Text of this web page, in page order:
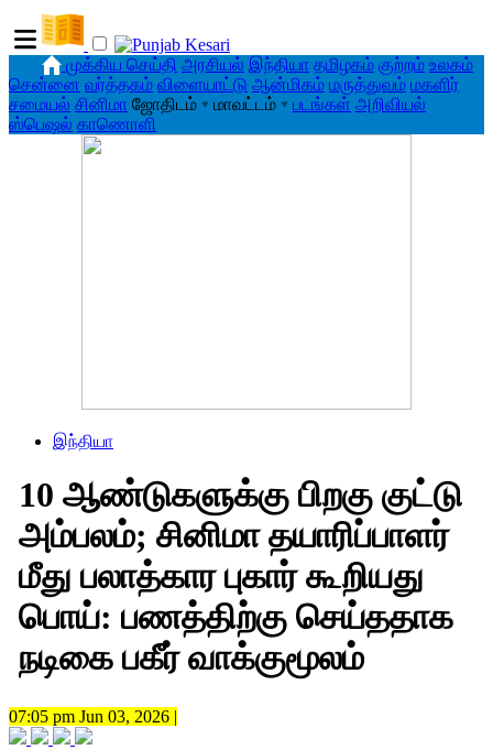
முக்கிய செய்தி அரசியல் இந்தியா தமிழகம் குற்றம் உலகம்
சென்னை வர்த்தகம் விளையாட்டு ஆன்மிகம் மருத்துவம் மகளிர்
சமையல் சினிமா ஜோதிடம் ▾ மாவட்டம் ▾ படங்கள் அறிவியல்
ஸ்பெஷல் காணொளி
இந்தியா
10 ஆண்டுகளுக்கு பிறகு குட்டு
அம்பலம்; சினிமா தயாரிப்பாளர்
மீது பலாத்கார புகார் கூறியது
பொய்: பணத்திற்கு செய்ததாக
நடிகை பகீர் வாக்குமூலம்
07:05 pm Jun 03, 2026 |